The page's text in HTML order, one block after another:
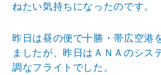
ねたい気持ちになったのです。
昨日は昼の便で十勝・帯広空港
ましたが、昨日はＡＮＡのシス
調なフライトでした。